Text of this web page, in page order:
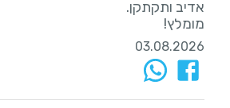
מומלץ!
03.08.2026